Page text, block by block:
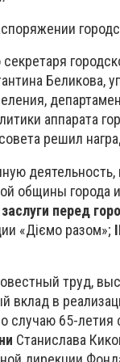
Беликова,
аппарата
решил
общины
перед
«Діємо разом»;
труд,
в
случаю 65-
Станислава